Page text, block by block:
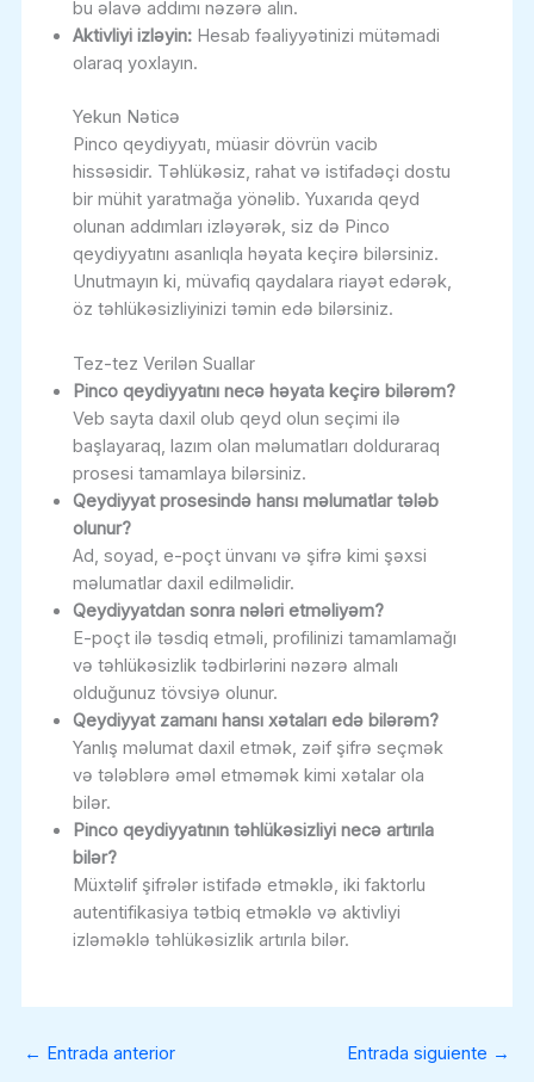
bu əlavə addımı nəzərə alın.
Aktivliyi izləyin:Hesab fəaliyyətinizi mütəmadi
olaraq yoxlayın.
Yekun Nəticə
Pinco qeydiyyatı, müasir dövrün vacib
hissəsidir. Təhlükəsiz, rahat və istifadəçi dostu
bir mühit yaratmağa yönəlib. Yuxarıda qeyd
olunan addımları izləyərək, siz də Pinco
qeydiyyatını asanlıqla həyata keçirə bilərsiniz.
Unutmayın ki, müvafiq qaydalara riayət edərək,
öz təhlükəsizliyinizi təmin edə bilərsiniz.
Tez-tez Verilən Suallar
Pinco qeydiyyatını necə həyata keçirə bilərəm?
Veb sayta daxil olub qeyd olun seçimi ilə
başlayaraq, lazım olan məlumatları dolduraraq
prosesi tamamlaya bilərsiniz.
Qeydiyyat prosesində hansı məlumatlar tələb
olunur?
Ad, soyad, e-poçt ünvanı və şifrə kimi şəxsi
məlumatlar daxil edilməlidir.
Qeydiyyatdan sonra nələri etməliyəm?
E-poçt ilə təsdiq etməli, profilinizi tamamlamağı
və təhlükəsizlik tədbirlərini nəzərə almalı
olduğunuz tövsiyə olunur.
Qeydiyyat zamanı hansı xətaları edə bilərəm?
Yanlış məlumat daxil etmək, zəif şifrə seçmək
və tələblərə əməl etməmək kimi xətalar ola
bilər.
Pinco qeydiyyatının təhlükəsizliyi necə artırıla
bilər?
Müxtəlif şifrələr istifadə etməklə, iki faktorlu
autentifikasiya tətbiq etməklə və aktivliyi
izləməklə təhlükəsizlik artırıla bilər.
← Entrada anterior Entrada siguiente →